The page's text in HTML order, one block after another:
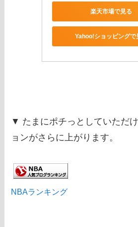
楽天市場で見る
Yahoo!ショッピングで
▼ たまにポチっとしていただ
ョンがさらに上がります。
NBAランキング